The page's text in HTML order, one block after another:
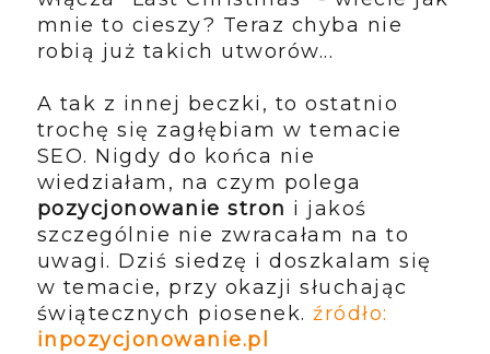
mnie to cieszy? Teraz chyba nie
robią już takich utworów...
A tak z innej beczki, to ostatnio
trochę się zagłębiam w temacie
SEO. Nigdy do końca nie
wiedziałam, na czym polega
pozycjonowanie stron i jakoś
szczególnie nie zwracałam na to
uwagi. Dziś siedzę i doszkalam się
w temacie, przy okazji słuchając
świątecznych piosenek.źródło:
inpozycjonowanie.pl